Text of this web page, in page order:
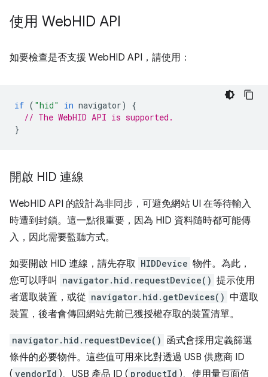
使用 WebHID API
如要檢查是否支援 WebHID API，請使用：
if ( "hid" in navigator)
{
// The WebHID API is supported.
}
開啟 HID 連線
WebHID API 的設計為非同步，可避免網站 UI 在等待輸入
時遭到封鎖。這一點很重要，因為 HID 資料隨時都可能傳
入，因此需要監聽方式。
如要開啟 HID 連線，請先存取 HIDDevice 物件。為此，
您可以呼叫
navigator.hid.requestDevice() 提示使用
者選取裝置，或從 navigator.hid.getDevices() 中選取
裝置，後者會傳回網站先前已獲授權存取的裝置清單。
navigator.hid.requestDevice() 函式會採用定義篩選
條件的必要物件。這些值可用來比對透過 USB 供應商 ID
( vendorId )、USB 產品 ID ( productId )、使用量頁面值